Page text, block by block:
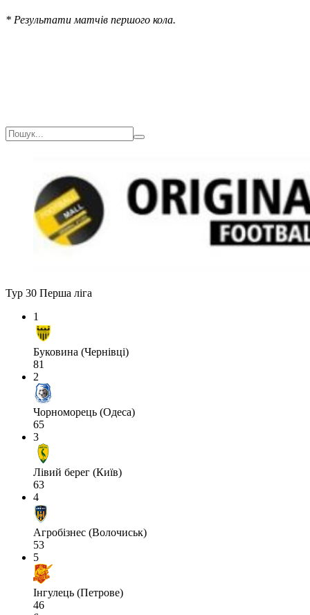
* Результати матчів першого кола.
Тур 30 Перша ліга
1
Буковина (Чернівці)
81
2
Чорноморець (Одеса)
65
3
Лівий берег (Київ)
63
4
Агробізнес (Волочиськ)
53
5
Інгулець (Петрове)
46